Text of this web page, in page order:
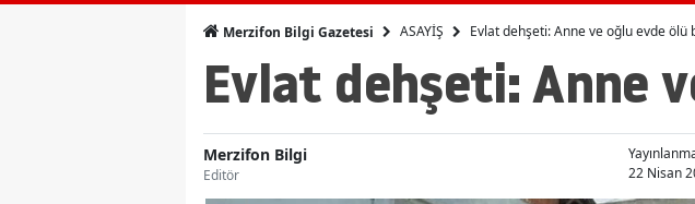
Merzifon Bilgi Gazetesi ASAYİŞ Evlat dehşeti: Anne ve oğlu evde ölü
Evlat dehşeti: Anne
Merzifon Bilgi
Editör
22 Nisan